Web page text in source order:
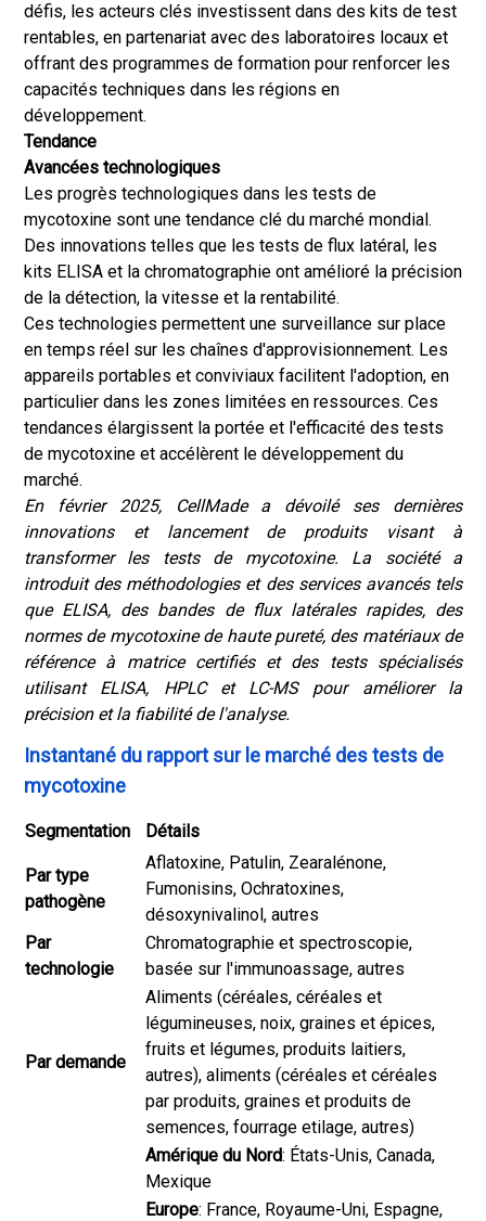
défis, les acteurs clés investissent dans des kits de test
rentables, en partenariat avec des laboratoires locaux et
offrant des programmes de formation pour renforcer les
capacités techniques dans les régions en
développement.
Tendance
Avancées technologiques
Les progrès technologiques dans les tests de
mycotoxine sont une tendance clé du marché mondial.
Des innovations telles que les tests de flux latéral, les
kits ELISA et la chromatographie ont amélioré la précision
de la détection, la vitesse et la rentabilité.
Ces technologies permettent une surveillance sur place
en temps réel sur les chaînes d'approvisionnement. Les
appareils portables et conviviaux facilitent l'adoption, en
particulier dans les zones limitées en ressources. Ces
tendances élargissent la portée et l'efficacité des tests
de mycotoxine et accélèrent le développement du
marché.
En février 2025, CellMade a dévoilé ses dernières
innovations et lancement de produits visant à
transformer les tests de mycotoxine. La société a
introduit des méthodologies et des services avancés tels
que ELISA, des bandes de flux latérales rapides, des
normes de mycotoxine de haute pureté, des matériaux de
référence à matrice certifiés et des tests spécialisés
utilisant ELISA, HPLC et LC-MS pour améliorer la
précision et la fiabilité de l'analyse.
Instantané du rapport sur le marché des tests de
mycotoxine
Segmentation Détails
Par type
pathogène
Aflatoxine, Patulin, Zearalénone,
Fumonisins, Ochratoxines,
désoxynivalinol, autres
Par
technologie
Chromatographie et spectroscopie,
basée sur l'immunoassage, autres
Par demande
Aliments (céréales, céréales et
légumineuses, noix, graines et épices,
fruits et légumes, produits laitiers,
autres), aliments (céréales et céréales
par produits, graines et produits de
semences, fourrage etilage, autres)
Amérique du Nord: États-Unis, Canada,
Mexique
Europe: France, Royaume-Uni, Espagne,